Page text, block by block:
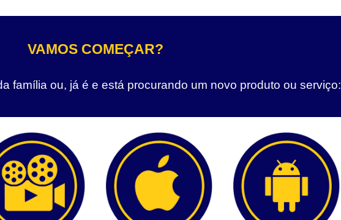
VAMOS COMEÇAR?
família ou, já é e está procurando um novo produto ou serviço: